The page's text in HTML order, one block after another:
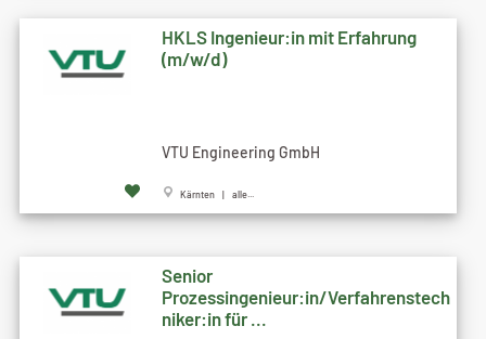
HKLS Ingenieur:in mit Erfahrung
(m/w/d)
VTU Engineering GmbH
Kärnten | alle...
Senior
Prozessingenieur:in/Verfahrenstech
niker:in für ...